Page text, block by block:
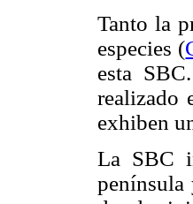
Tanto la
especies (
esta
realizado
exhiben
La SBC
península